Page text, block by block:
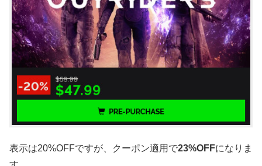
表示は20%OFFですが、クーポン適用で23%OFFになりま